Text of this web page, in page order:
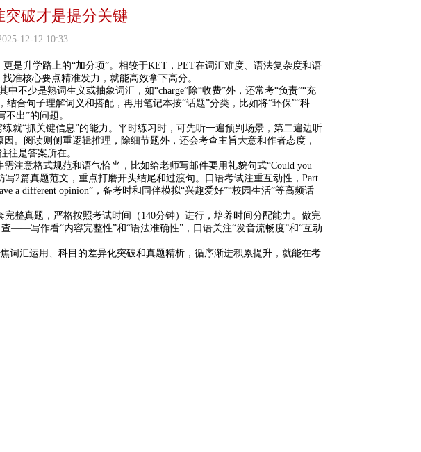
突破才是提分关键
12-12 10:33
是升学路上的“加分项”。相较于KET，PET在词汇难度、语法复杂度和语
准核心要点精准发力，就能高效拿下高分。
不少是熟词生义或抽象词汇，如“charge”除“收费”外，还常考“负责”“充
合句子理解词义和搭配，再用笔记本按“话题”分类，比如将“环保”“科
出”的问题。
就“抓关键信息”的能力。平时练习时，可先听一遍预判场景，第二遍边听
。阅读则侧重逻辑推理，除细节题外，还会考查主旨大意和作者态度，
往是答案所在。
注意格式规范和语气恰当，比如给老师写邮件要用礼貌句式“Could you
写2篇真题范文，重点打磨开头结尾和过渡句。口语考试注重互动性，Part
a different opinion”，备考时和同伴模拟“兴趣爱好”“校园生活”等高频话
整真题，严格按照考试时间（140分钟）进行，培养时间分配能力。做完
——写作看“内容完整性”和“语法准确性”，口语关注“发音流畅度”和“互动
词汇运用、科目的差异化突破和真题精析，循序渐进积累提升，就能在考